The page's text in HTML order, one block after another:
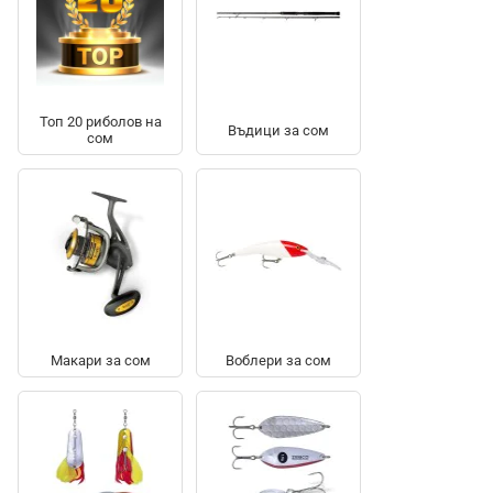
Топ 20 риболов на
сом
Въдици за сом
Макари за сом Воблери за сом